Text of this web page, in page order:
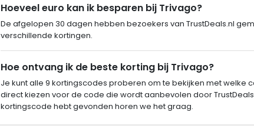
Hoeveel euro kan ik besparen bij Trivago?
De afgelopen 30 dagen hebben bezoekers van TrustDeals.nl
verschillende kortingen.
Hoe ontvang ik de beste korting bij Trivago?
Je kunt alle 9 kortingscodes proberen om te bekijken met welke
direct kiezen voor de code die wordt aanbevolen door
kortingscode hebt gevonden horen we het graag.